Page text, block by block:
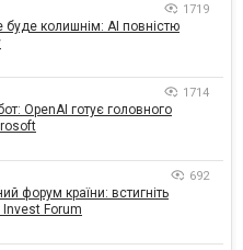
1719
буде колишнім: AI повністю
1714
OpenAI готує головного
692
форум країни: встигніть
Invest Forum